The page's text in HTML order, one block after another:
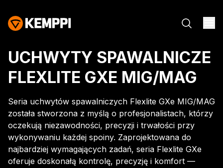
UCHWYTY SPAWALNICZE
FLEXLITE GXE MIG/MAG
Seria uchwytów spawalniczych Flexlite GXe MIG/MAG
została stworzona z myślą o profesjonalistach, którzy
oczekują niezawodności, precyzji i trwałości przy
wykonywaniu każdej spoiny. Zaprojektowana do
najbardziej wymagających zadań, seria Flexlite GXe
oferuje doskonałą kontrolę, precyzję i komfort —